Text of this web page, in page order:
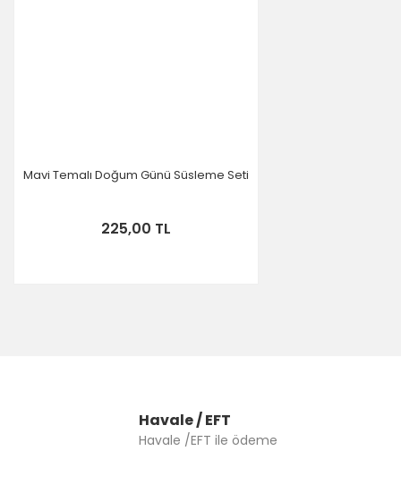
Mavi Temalı Doğum Günü Süsleme Seti
225,00 TL
Havale / EFT
Havale /EFT ile ödeme